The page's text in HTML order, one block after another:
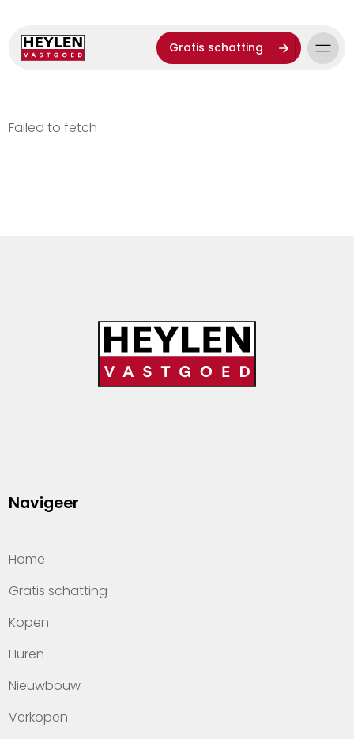
Gratis schatting
Failed to fetch
Navigeer
Home
Gratis schatting
Kopen
Huren
Nieuwbouw
Verkopen